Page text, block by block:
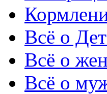
Всё о
Всё о
Всё о